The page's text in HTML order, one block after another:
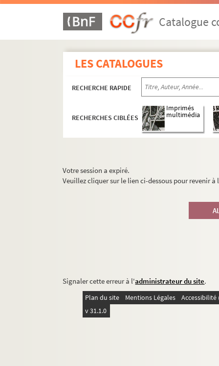
Catalogue
LES CATALOGUES
RECHERCHE RAPIDE
RECHERCHES CIBLÉES
Imprimés
multimédia
Votre session a expiré.
Veuillez cliquer sur le lien ci-dessous pour revenir
Signaler cette erreur à l'administrateur du site.
Plan du site Mentions Légales
v 31.1.0